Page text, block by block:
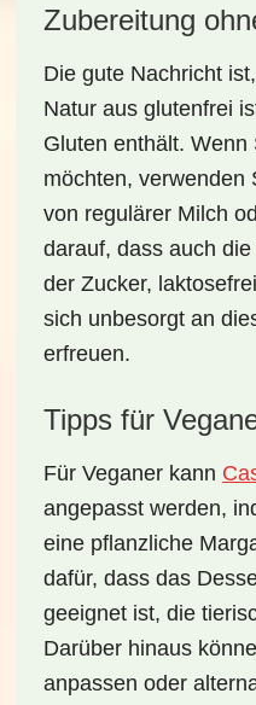
Zubereitung
Die gute Nachricht
Natur aus glutenfrei
Gluten enthält.
möchten, verwenden
von regulärer Milch
darauf, dass auch
der Zucker,
sich unbesorgt an
erfreuen.
Tipps für
Für Veganer kann
angepasst werden,
eine pflanzliche
dafür, dass das
geeignet ist, die
Darüber hinaus
anpassen oder